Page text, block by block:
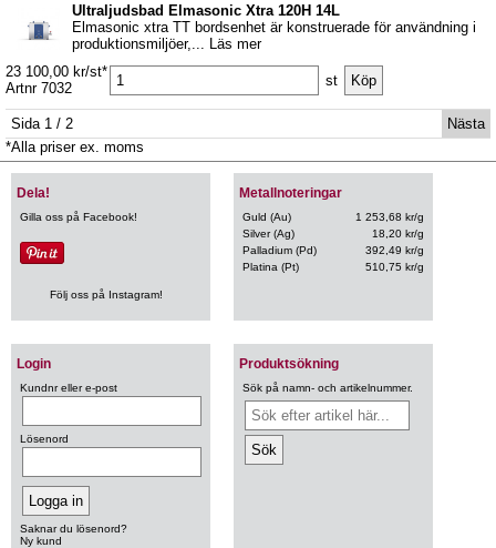
Ultraljudsbad Elmasonic Xtra 120H 14L
Elmasonic xtra TT bordsenhet är konstruerade för användning i
produktionsmiljöer,... Läs mer
23 100,00 kr/st*
Artnr 7032
st
Sida 1 / 2
Nästa
*Alla priser ex. moms
Metallnoteringar
Guld (Au)
1 253,68 kr/g
Silver (Ag)
18,20 kr/g
Palladium (Pd)
392,49 kr/g
Platina (Pt)
510,75 kr/g
Login
Kundnr eller e-post
Lösenord
Saknar du lösenord?
Ny kund
Produktsökning
Sök på namn- och artikelnummer.
Dela!
Gilla oss på Facebook!
Följ oss på Instagram!